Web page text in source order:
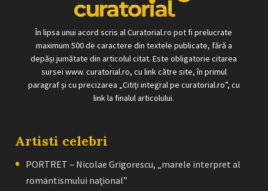
În lipsa unui acord scris al Curatorial.ro pot fi prelucrate
maximum 500 de caractere din textele publicate, fără a
depăși jumătate din articolul citat. Este obligatorie citarea
sursei www. curatorial.ro, cu link către site, în primul
paragraf și cu precizarea „Citiți integral pe curatorial.ro”, cu
link la finalul articolului.
Artisti celebri
PORTRET – Nicolae Grigorescu, „marele interpret al
romantismului naţional”